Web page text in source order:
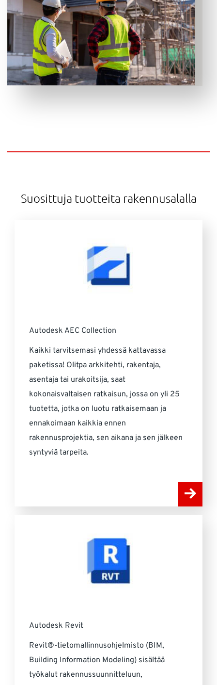
Suosittuja tuotteita rakennusalalla
Autodesk AEC Collection
Kaikki tarvitsemasi yhdessä kattavassa
paketissa! Olitpa arkkitehti, rakentaja,
asentaja tai urakoitsija, saat
kokonaisvaltaisen ratkaisun, jossa on yli 25
tuotetta, jotka on luotu ratkaisemaan ja
ennakoimaan kaikkia ennen
rakennusprojektia, sen aikana ja sen jälkeen
syntyviä tarpeita.
Autodesk Revit
Revit®-tietomallinnusohjelmisto (BIM,
Building Information Modeling) sisältää
työkalut rakennussuunnitteluun,